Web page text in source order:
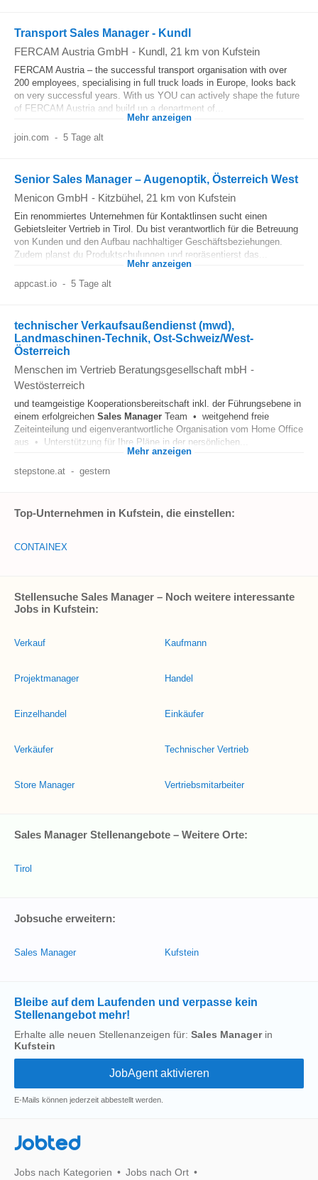
Transport Sales Manager - Kundl
FERCAM Austria GmbH - Kundl, 21 km von Kufstein
FERCAM Austria – the successful transport organisation with over
200 employees, specialising in full truck loads in Europe, looks back
on very successful years. With us YOU can actively shape the future
of FERCAM Austria and build up a department of...
Mehr anzeigen
join.com - 5 Tage alt
Senior Sales Manager – Augenoptik, Österreich West
Menicon GmbH - Kitzbühel, 21 km von Kufstein
Ein renommiertes Unternehmen für Kontaktlinsen sucht einen
Gebietsleiter Vertrieb in Tirol. Du bist verantwortlich für die Betreuung
von Kunden und den Aufbau nachhaltiger Geschäftsbeziehungen.
Zudem planst du Produktschulungen und repräsentierst das...
Mehr anzeigen
appcast.io - 5 Tage alt
technischer Verkaufsaußendienst (mwd),
Landmaschinen-Technik, Ost-Schweiz/West-
Österreich
Menschen im Vertrieb Beratungsgesellschaft mbH -
Westösterreich
und teamgeistige Kooperationsbereitschaft inkl. der Führungsebene in
einem erfolgreichen Sales Manager Team • weitgehend freie
Zeiteinteilung und eigenverantwortliche Organisation vom Home Office
aus • Unterstützung für Ihre Pläne in der persönlichen...
Mehr anzeigen
stepstone.at - gestern
Top-Unternehmen in Kufstein, die einstellen:
CONTAINEX
Stellensuche Sales Manager – Noch weitere interessante
Jobs in Kufstein:
Verkauf
Projektmanager
Einzelhandel
Verkäufer
Store Manager
Kaufmann
Handel
Einkäufer
Technischer Vertrieb
Vertriebsmitarbeiter
Sales Manager Stellenangebote – Weitere Orte:
Tirol
Jobsuche erweitern:
Sales Manager Kufstein
Bleibe auf dem Laufenden und verpasse kein
Stellenangebot mehr!
Erhalte alle neuen Stellenanzeigen für: Sales Managerin
Kufstein
E-Mails können jederzeit abbestellt werden.
Jobted
Jobs nach Kategorien Jobs nach Ort